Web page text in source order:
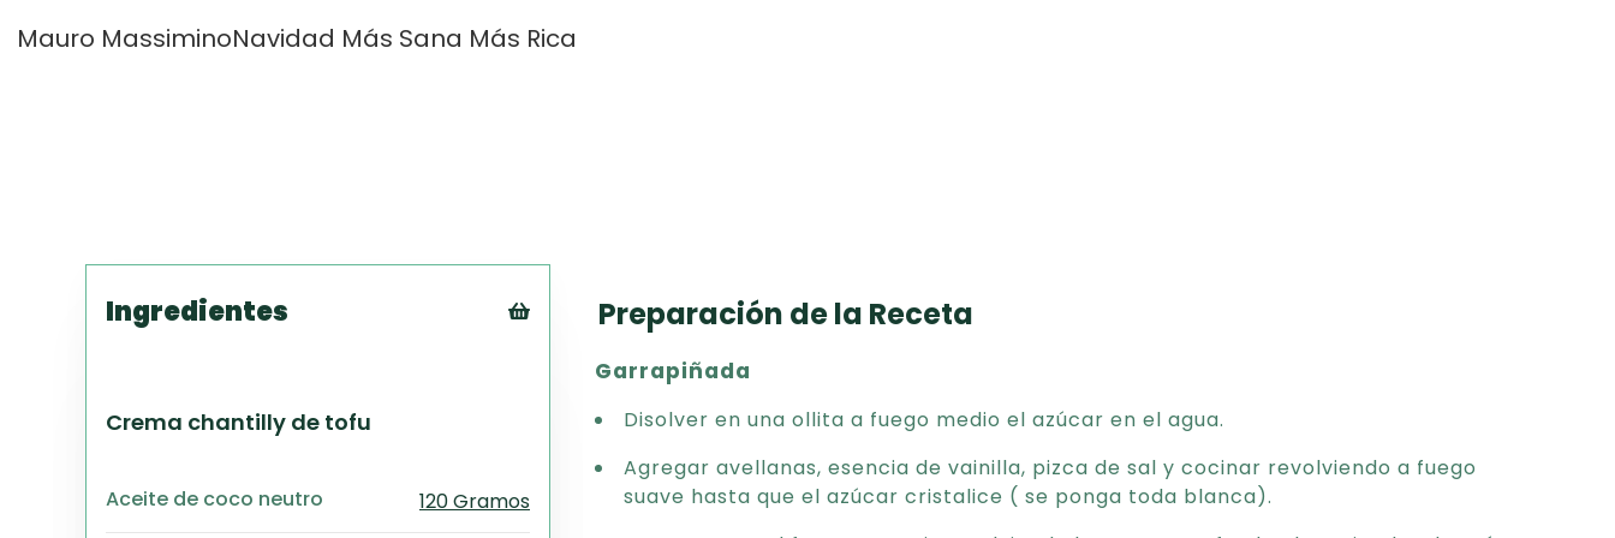
Mauro MassiminoNavidad Más Sana Más Rica
Ingredientes
Crema chantilly de tofu
Aceite de coco neutro 120 Gramos
Preparación de la Receta
Garrapiñada
Disolver en una ollita a fuego medio el azúcar en el agua.
Agregar avellanas, esencia de vainilla, pizca de sal y cocinar revolviendo a fuego
suave hasta que el azúcar cristalice ( se ponga toda blanca).